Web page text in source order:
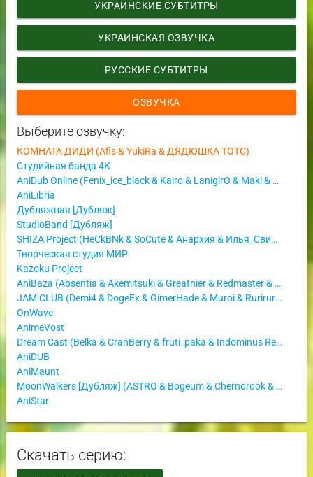
УКРАИНСКИЕ СУБТИТРЫ
УКРАИНСКАЯ ОЗВУЧКА
РУССКИЕ СУБТИТРЫ
ОЗВУЧКА
Выберите озвучку:
КОМНАТА ДИДИ (Afis & YukiRa & ДЯДЮШКА ТОТС)
Студийная банда 4K
AniDub Online (Fenix_ice_black & Kairo & LanigirO & Maki & Yui)
AniLibria
Дубляжная [Дубляж]
StudioBand [Дубляж]
SHIZA Project (HeCkBNk & SoCute & Анархия & Илья_Свиридов)
Творческая студия МИР
Kazoku Project
AniBaza (Absentia & Akemitsuki & Greatnier & Redmaster & Володя Неординарный)
JAM CLUB (Demi4 & DogeEx & GimerHade & Muroi & Rurirururi & Светлана Аманова)
OnWave
AnimeVost
Dream Cast (Belka & CranBerry & fruti_paka & Indominus Rex & Inferno_Phantom & Ket & Libertina)
AniDUB
AniMaunt
MoonWalkers [Дубляж] (ASTRO & Bogeum & Chernorook & GHOST4R & Mesui & MrsLzvn & NaNi & Pepush & Serenity & Skinn & Veben8 & yoro & Мирер & Никитин Валентин & Пирунж)
AniStar
Скачать серию: